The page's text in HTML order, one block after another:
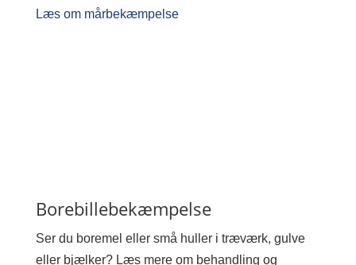
Læs om mårbekæmpelse
Borebillebekæmpelse
Ser du boremel eller små huller i træværk, gulve
eller bjælker? Læs mere om behandling og